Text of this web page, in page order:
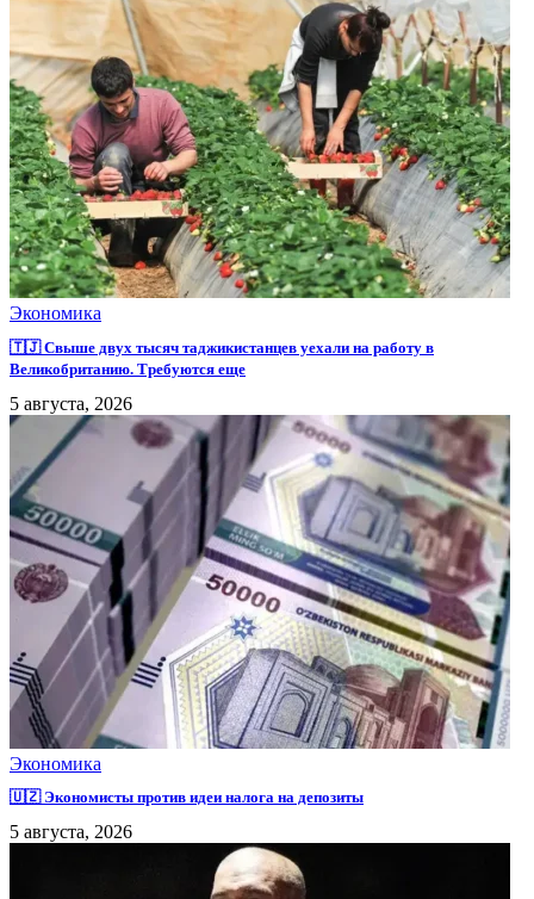
Экономика
🇹🇯 Свыше двух тысяч таджикистанцев уехали на работу в
Великобританию. Требуются еще
5 августа, 2026
Экономика
🇺🇿 Экономисты против идеи налога на депозиты
5 августа, 2026